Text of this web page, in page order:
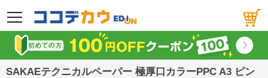
メニュー
SAKAEテクニカルペーパー 極厚口カラーPPC A3 ピン